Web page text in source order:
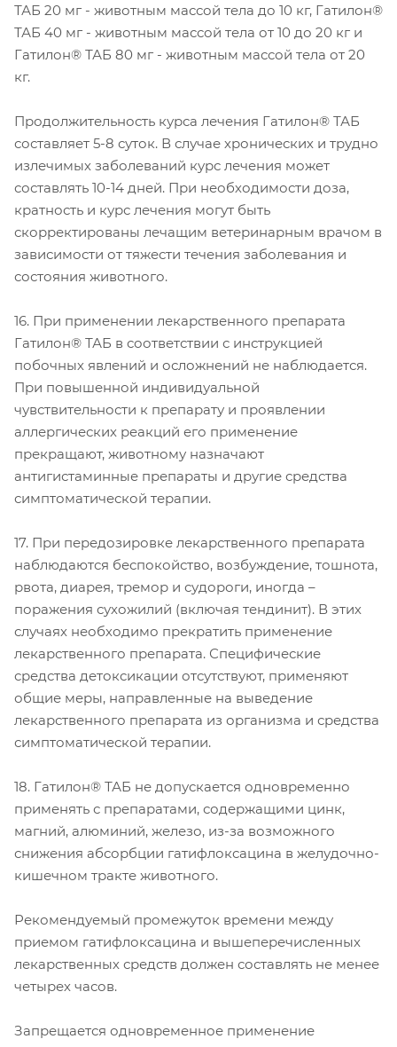
ТАБ 20 мг - животным массой тела до 10 кг, Гатилон®
ТАБ 40 мг - животным массой тела от 10 до 20 кг и
Гатилон® ТАБ 80 мг - животным массой тела от 20
кг.
Продолжительность курса лечения Гатилон® ТАБ
составляет 5-8 суток. В случае хронических и трудно
излечимых заболеваний курс лечения может
составлять 10-14 дней. При необходимости доза,
кратность и курс лечения могут быть
скорректированы лечащим ветеринарным врачом в
зависимости от тяжести течения заболевания и
состояния животного.
16. При применении лекарственного препарата
Гатилон® ТАБ в соответствии с инструкцией
побочных явлений и осложнений не наблюдается.
При повышенной индивидуальной
чувствительности к препарату и проявлении
аллергических реакций его применение
прекращают, животному назначают
антигистаминные препараты и другие средства
симптоматической терапии.
17. При передозировке лекарственного препарата
наблюдаются беспокойство, возбуждение, тошнота,
рвота, диарея, тремор и судороги, иногда –
поражения сухожилий (включая тендинит). В этих
случаях необходимо прекратить применение
лекарственного препарата. Специфические
средства детоксикации отсутствуют, применяют
общие меры, направленные на выведение
лекарственного препарата из организма и средства
симптоматической терапии.
18. Гатилон® ТАБ не допускается одновременно
применять с препаратами, содержащими цинк,
магний, алюминий, железо, из-за возможного
снижения абсорбции гатифлоксацина в желудочно-
кишечном тракте животного.
Рекомендуемый промежуток времени между
приемом гатифлоксацина и вышеперечисленных
лекарственных средств должен составлять не менее
четырех часов.
Запрещается одновременное применение